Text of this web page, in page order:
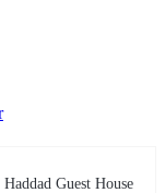
Haddad Guest House